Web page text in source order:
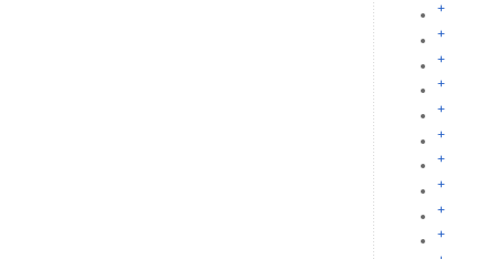
+
+
+
+
+
+
+
+
+
+